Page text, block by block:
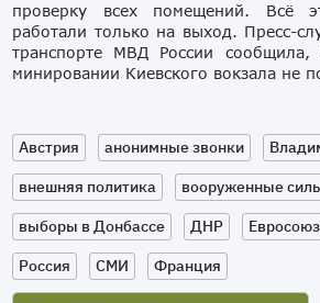
проверку всех помещений. Всё
работали только на выход. Пресс-
транспорте МВД России
минировании Киевского вокзала не
Австрия анонимные звонки
внешняя политика
вооруженные
выборы в Донбассе
ДНР Евросоюз
Россия
СМИ Франция